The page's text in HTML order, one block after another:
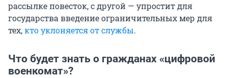
рассылке повесток, с другой — упростит для
государства введение ограничительных мер для
тех,кто уклоняется от службы.
Что будет знать о гражданах «цифровой
военкомат»?